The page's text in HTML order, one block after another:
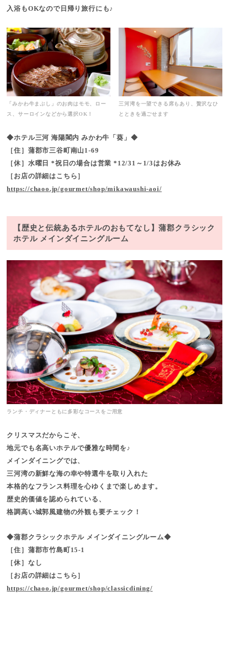
入浴もOKなので日帰り旅行にも♪
「みかわ牛まぶし」のお肉はモモ、ロー
ス、サーロインなどから選択OK！
三河湾を一望できる席もあり、贅沢なひ
とときを過ごせます
◆ホテル三河 海陽閣内 みかわ牛「葵」◆
［住］蒲郡市三谷町南山1-69
［休］水曜日 *祝日の場合は営業 *12/31～1/3はお休み
［お店の詳細はこちら］
https://chaoo.jp/gourmet/shop/mikawaushi-aoi/
【歴史と伝統あるホテルのおもてなし】蒲郡クラシック
ホテル メインダイニングルーム
ランチ・ディナーともに多彩なコースをご用意
クリスマスだからこそ、
地元でも名高いホテルで優雅な時間を♪
メインダイニングでは、
三河湾の新鮮な海の幸や特選牛を取り入れた
本格的なフランス料理を心ゆくまで楽しめます。
歴史的価値を認められている、
格調高い城郭風建物の外観も要チェック！
◆蒲郡クラシックホテル メインダイニングルーム◆
［住］蒲郡市竹島町15-1
［休］なし
［お店の詳細はこちら］
https://chaoo.jp/gourmet/shop/classicdining/